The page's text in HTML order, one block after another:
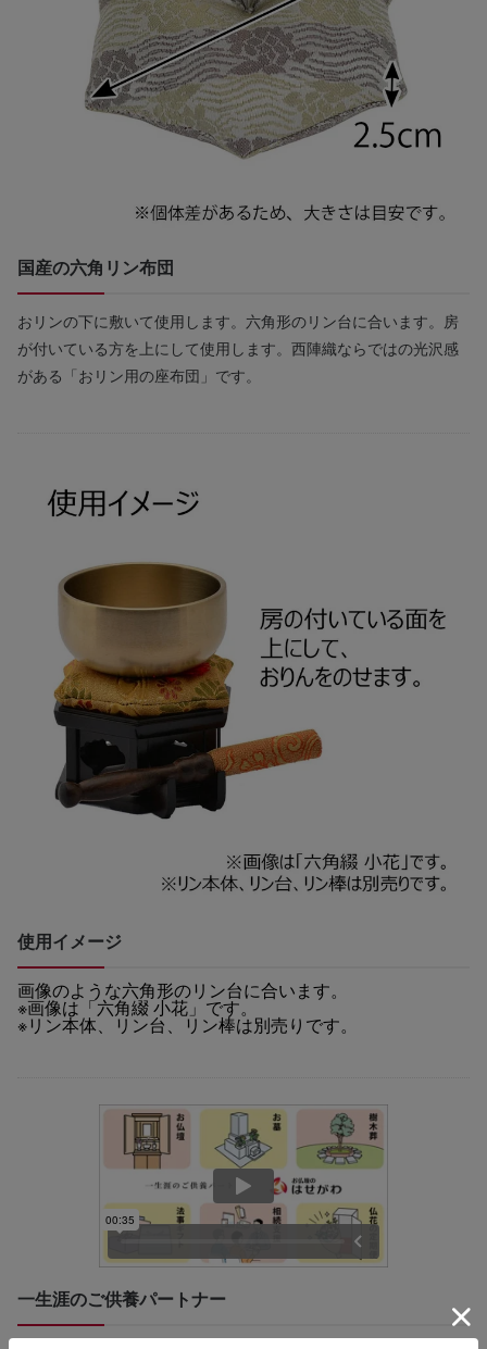
国産の六角リン布団
おリンの下に敷いて使用します。六角形のリン台に合います。房
が付いている方を上にして使用します。西陣織ならではの光沢感
がある「おリン用の座布団」です。
使用イメージ
画像のような六角形のリン台に合います。
※画像は「六角綴 小花」です。
※リン本体、リン台、リン棒は別売りです。
一生涯のご供養パートナー